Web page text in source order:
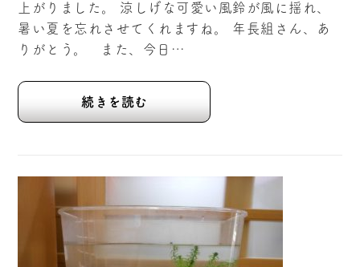
上がりました。 涼しげな可愛い風鈴が風に揺れ、
暑い夏を忘れさせてくれますね。 年長組さん、あ
りがとう。 また、今日…
続きを読む